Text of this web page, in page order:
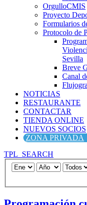
OrgulloCMIS
Proyecto
Formularios
Protocolo de
Sevilla
Breve
Canal
NOTICIAS
RESTAURANTE
CONTACTAR
TIENDA ONLINE
NUEVOS SOCIOS
ZONA PRIVADA
TPL_SEARCH